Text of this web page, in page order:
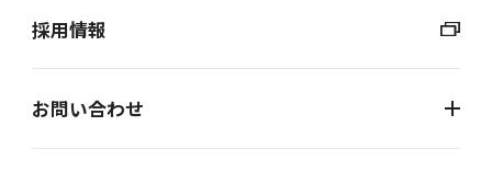
採用情報
お問い合わせ